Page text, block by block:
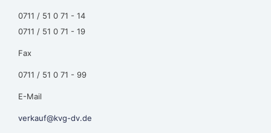
0711 / 51 0 71 - 14
0711 / 51 0 71 - 19
Fax
0711 / 51 0 71 - 99
E-Mail
verkauf@kvg-dv.de